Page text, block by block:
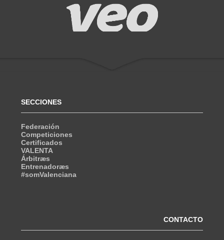
SECCIONES
Federación
Competiciones
Certificados
VALENTA
Árbitræs
Entrenadoræs
#somValenciana
CONTACTO